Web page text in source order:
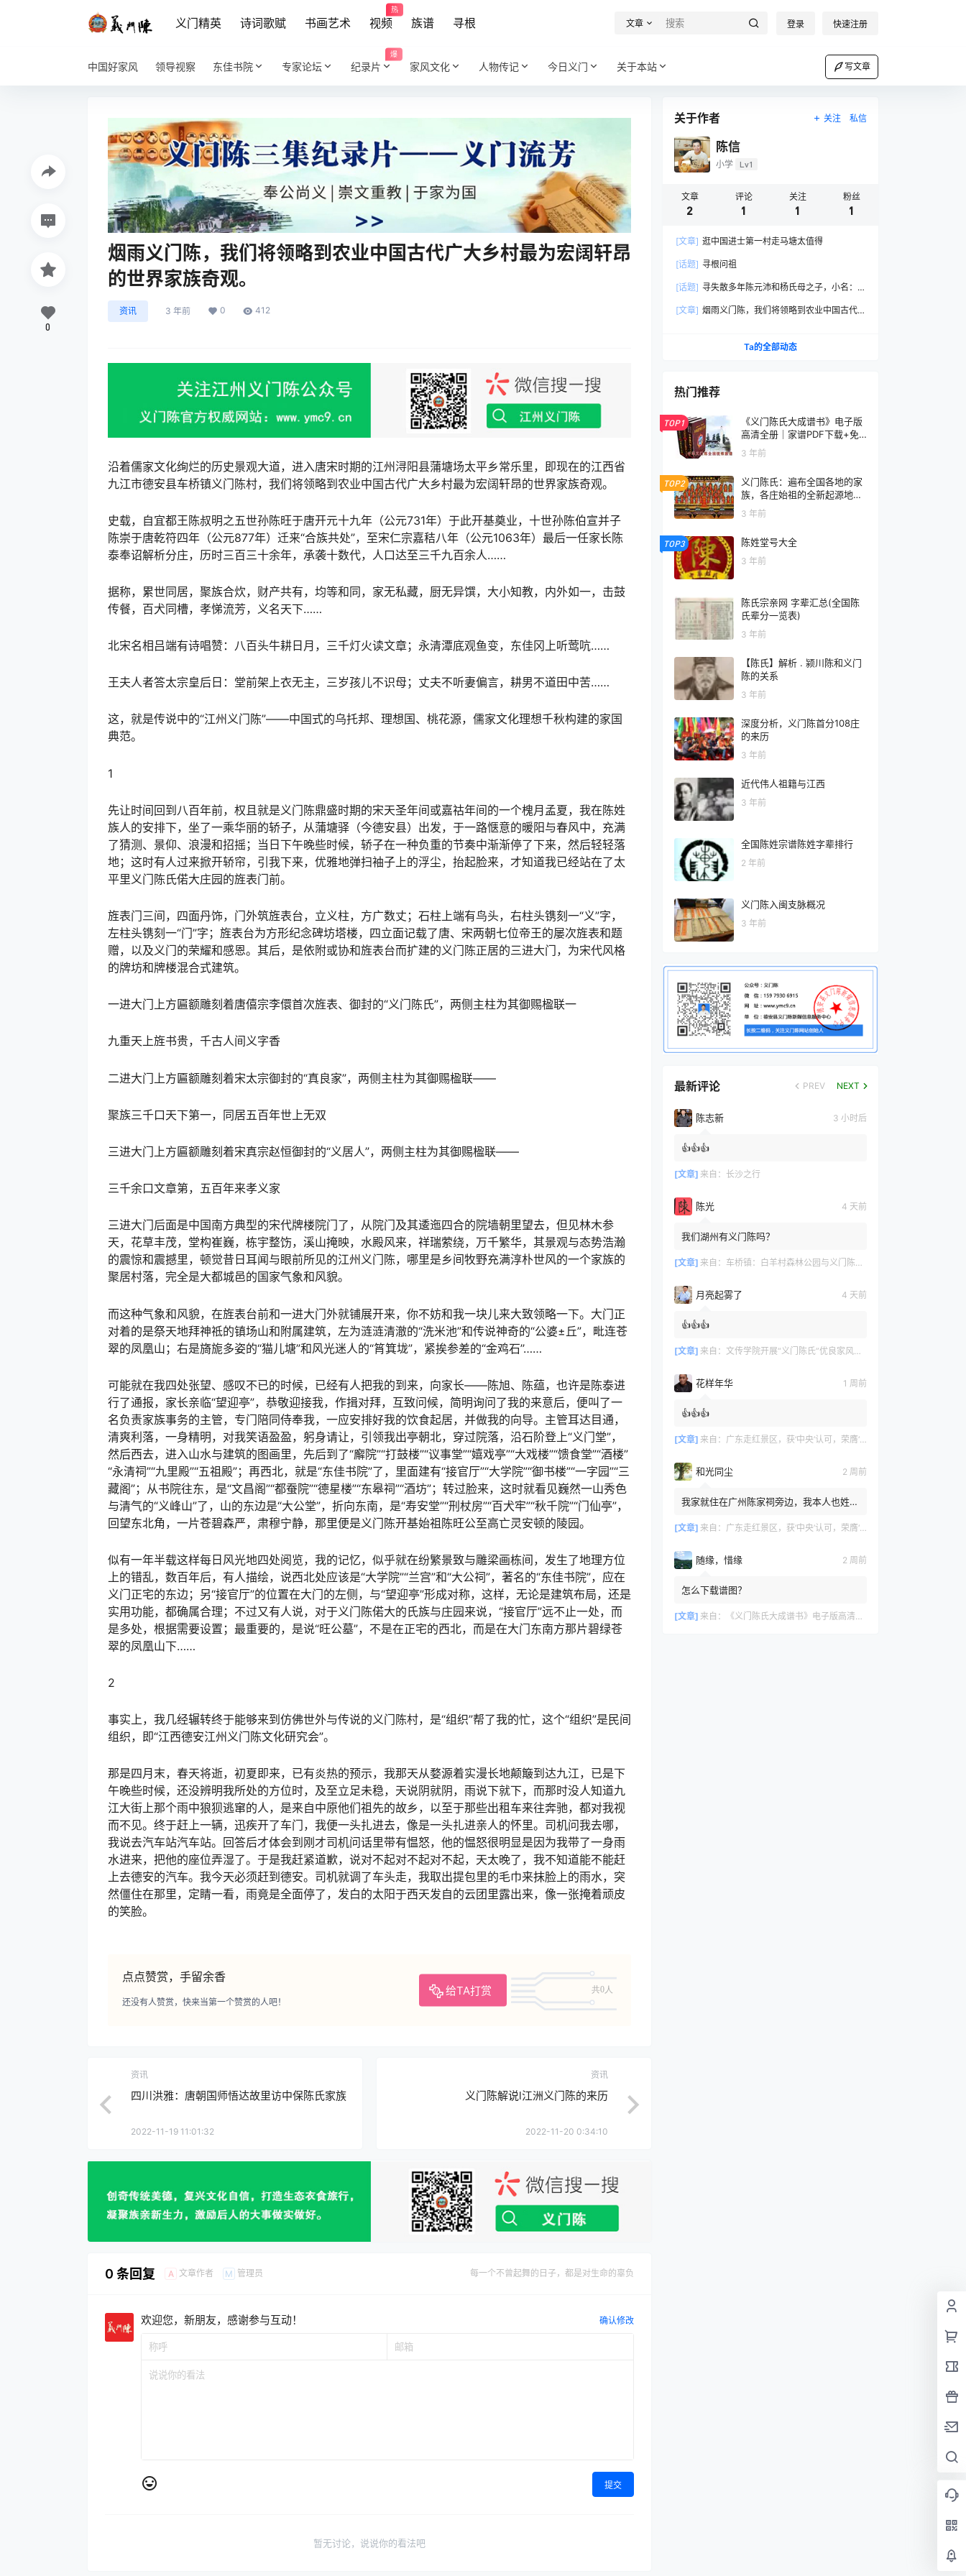
义门精英 诗词歌赋 书画艺术 视频
热
族谱 寻根 文章 登录 快速注册
中国好家风 领导视察 东佳书院 专家论坛 纪录片
爆
家风文化 人物传记 今日义门 关于本站 写文章
烟雨义门陈，我们将领略到农业中国古代广大乡村最为宏阔轩昂
的世界家族奇观。
资讯 3 年前 0 412
沿着儒家文化绚烂的历史景观大道，进入唐宋时期的江州浔阳县蒲塘场太平乡常乐里，即现在的江西省
九江市德安县车桥镇义门陈村，我们将领略到农业中国古代广大乡村最为宏阔轩昂的世界家族奇观。
史载，自宜都王陈叔明之五世孙陈旺于唐开元十九年（公元731年）于此开基奠业，十世孙陈伯宣并子
陈崇于唐乾符四年（公元877年）迁来“合族共处”，至宋仁宗嘉秸八年（公元1063年）最后一任家长陈
泰奉诏解析分庄，历时三百三十余年，承袭十数代，人口达至三千九百余人……
据称，累世同居，聚族合炊，财产共有，均等和同，家无私藏，厨无异馔，大小知教，内外如一，击鼓
传餐，百犬同槽，孝悌流芳，义名天下……
北宋名相吕端有诗唱赞：八百头牛耕日月，三千灯火读文章；永清潭底观鱼变，东佳冈上听莺吭……
王夫人者答太宗皇后日：堂前架上衣无主，三岁孩儿不识母；丈夫不听妻偏言，耕男不道田中苦……
这，就是传说中的“江州义门陈”——中国式的乌托邦、理想国、桃花源，儒家文化理想千秋构建的家国
典范。
1
先让时间回到八百年前，权且就是义门陈鼎盛时期的宋天圣年间或嘉祜年间的一个槐月孟夏，我在陈姓
族人的安排下，坐了一乘华丽的轿子，从蒲塘驿（今德安县）出发，于一路惬意的暖阳与春风中，充满
了猜测、景仰、浪漫和招摇；当日下午晚些时候，轿子在一种负重的节奏中渐渐停了下来，然后轻轻落
地；这时有人过来掀开轿帘，引我下来，优雅地弹扫袖子上的浮尘，抬起脸来，才知道我已经站在了太
平里义门陈氏偌大庄园的旌表门前。
旌表门三间，四面丹饰，门外筑旌表台，立义柱，方广数丈；石柱上端有鸟头，右柱头镌刻一“义”字，
左柱头镌刻一“门”字；旌表台为方形纪念碑坊塔楼，四立面记载了唐、宋两朝七位帝王的屡次旌表和题
赠，以及义门的荣耀和感恩。其后，是依附或协和旌表台而扩建的义门陈正居的三进大门，为宋代风格
的牌坊和牌楼混合式建筑。
一进大门上方匾额雕刻着唐僖宗李儇首次旌表、御封的“义门陈氏”，两侧主柱为其御赐楹联一
九重天上旌书贵，千古人间义字香
二进大门上方匾额雕刻着宋太宗御封的“真良家”，两侧主柱为其御赐楹联——
聚族三千口天下第一，同居五百年世上无双
三进大门上方匾额雕刻着宋真宗赵恒御封的“义居人”，两侧主柱为其御赐楹联——
三千余口文章第，五百年来孝义家
三进大门后面是中国南方典型的宋代牌楼院门了，从院门及其逶迤四合的院墙朝里望去，但见林木参
天，花草丰茂，堂构崔巍，栋宇整饬，溪山掩映，水殿风来，祥瑞萦绕，万千繁华，其景观与态势浩瀚
的震惊和震撼里，顿觉昔日耳闻与眼前所见的江州义门陈，哪里是乡间牧野充满淳朴世风的一个家族的
聚居村落，完全是大都城邑的国家气象和风貌。
而这种气象和风貌，在旌表台前和一进大门外就铺展开来，你不妨和我一块儿来大致领略一下。大门正
对着的是祭天地拜神祗的镇场山和附属建筑，左为涟涟清澈的“洗米池”和传说神奇的“公婆±丘”，毗连苍
翠的凤凰山；右是旖旎多姿的“猫儿塘”和风光迷人的“筲箕垅”，紧挨参差的“金鸡石’’……
可能就在我四处张望、感叹不已的时候，已经有人把我的到来，向家长——陈旭、陈蕴，也许是陈泰进
行了通报，家长亲临“望迎亭”，恭敬迎接我，作揖对拜，互致问候，简明询问了我的来意后，便叫了一
名负责家族事务的主管，专门陪同侍奉我，一应安排好我的饮食起居，并做我的向导。主管耳达目通，
清爽利落，一身精明，对我笑语盈盈，躬身请让，引领我出亭朝北，穿过院落，沿石阶登上“义门堂”，
然后西去，进入山水与建筑的图画里，先后到了“廨院”“打鼓楼”“议事堂”“嬉戏亭”“大戏楼”“馈食堂”“酒楼”
“永清祠”“九里殿”“五祖殿”；再西北，就是“东佳书院”了，里面建有“接官厅”“大学院”“御书楼”“一字园”“三
藏阁”；从书院往东，是“文昌阁”“都蚕院”“德星楼”“东皋祠”“酒坊”；转过脸来，这时就看见巍然一山秀色
与清气的“义峰山”了，山的东边是“大公堂”，折向东南，是“寿安堂”“刑杖房”“百犬牢”“秋千院”“门仙亭”，
回望东北角，一片苍碧森严，肃穆宁静，那里便是义门陈开基始祖陈旺公至高亡灵安顿的陵园。
似有一年半载这样每日风光地四处阅览，我的记忆，似乎就在纷繁景致与雕梁画栋间，发生了地理方位
上的错乱，数百年后，有人描绘，说西北处应该是“大学院”“兰宫”和“大公祠”，著名的“东佳书院”，应在
义门正宅的东边；另“接官厅”的位置在大门的左侧，与“望迎亭”形成对称，这样，无论是建筑布局，还是
实用功能，都确属合理；不过又有人说，对于义门陈偌大的氏族与庄园来说，“接官厅”远不止一处，而
是多处，根据需要设置；最重要的，是说“旺公墓”，不是在正宅的西北，而是在大门东南方那片碧绿苍
翠的凤凰山下……
2
事实上，我几经辗转终于能够来到仿佛世外与传说的义门陈村，是“组织”帮了我的忙，这个“组织”是民间
组织，即“江西德安江州义门陈文化研究会”。
那是四月末，春天将逝，初夏即来，已有炎热的预示，我那天从婺源着实漫长地颠簸到达九江，已是下
午晚些时候，还没辨明我所处的方位时，及至立足未稳，天说阴就阴，雨说下就下，而那时没人知道九
江大街上那个雨中狼狈逃窜的人，是来自中原他们祖先的故乡，以至于那些出租车来往奔驰，都对我视
而不见。终于赶上一辆，迅疾开了车门，我便一头扎进去，像是一头扎进亲人的怀里。司机问我去哪，
我说去汽车站汽车站。回答后才体会到刚才司机问话里带有愠怒，他的愠怒很明显是因为我带了一身雨
水进来，把他的座位弄湿了。于是我赶紧道歉，说对不起对不起对不起，天太晚了，我不知道能不能赶
上去德安的汽车。我今天必须赶到德安。司机就调了车头走，我取出提包里的毛巾来抹脸上的雨水，突
然僵住在那里，定睛一看，雨竟是全面停了，发白的太阳于西天发自的云团里露出来，像一张掩着顽皮
的笑脸。
点点赞赏，手留余香
给TA打赏 共0人
还没有人赞赏，快来当第一个赞赏的人吧！
0
资讯
四川洪雅：唐朝国师悟达故里访中保陈氏家族
2022-11-19 11:01:32
资讯
义门陈解说l江洲义门陈的来历
2022-11-20 0:34:10
0 条回复 A 文章作者 M 管理员 每一个不曾起舞的日子，都是对生命的辜负
欢迎您，新朋友，感谢参与互动！ 确认修改
提交
暂无讨论，说说你的看法吧
关于作者 关注 私信
陈信
小学 Lv1
文章
2
评论
1
关注
1
粉丝
1
[文章] 逛中国进士第一村走马塘太值得
[话题] 寻根问祖
[话题] 寻失散多年陈元沛和杨氏母之子，小名：
贵州六盘水六枝岩脚。 ……
[文章] 烟雨义门陈，我们将领略到农业中国古代
Ta的全部动态
热门推荐
TOP1
《义门陈氏大成谱书》电子版
高清全册｜家谱PDF下载+免
费在线阅读｜官方正版无水印
3 年前
TOP2
义门陈氏：遍布全国各地的家
族，各庄始祖的全新起源地揭
3 年前
TOP3 陈姓堂号大全
3 年前
陈氏宗亲网 字辈汇总(全国陈
氏辈分一览表)
3 年前
【陈氏】解析 . 颍川陈和义门
陈的关系
3 年前
深度分析，义门陈首分108庄
的来历
3 年前
近代伟人祖籍与江西
3 年前
全国陈姓宗谱陈姓字辈排行
2 年前
义门陈入闽支脉概况
3 年前
最新评论 PREV NEXT
陈志新 3 小时后
👍👍👍
[文章] 来自： 长沙之行
陈光 4 天前
我们湖州有义门陈吗？
[文章] 来自： 车桥镇：白羊村森林公园与义门陈文化产业园共绘文旅新篇章
月亮起雾了 4 天前
👍👍👍
[文章] 来自： 文传学院开展“义门陈氏”优良家风研学活动
花样年华 1 周前
👍👍👍
[文章] 来自： 广东走红景区，获‘中央’认可，荣膺‘广州文化名片
和光同尘 2 周前
我家就住在广州陈家祠旁边，我本人也姓
道自己是否也来自义门陈氏。
[文章] 来自： 广东走红景区，获‘中央’认可，荣膺‘广州文化名片
随缘，惜缘 2 周前
怎么下载谱图？
[文章] 来自： 《义门陈氏大成谱书》电子版高清全册｜家谱PDF下载+免费在线阅读｜官方正版无水印